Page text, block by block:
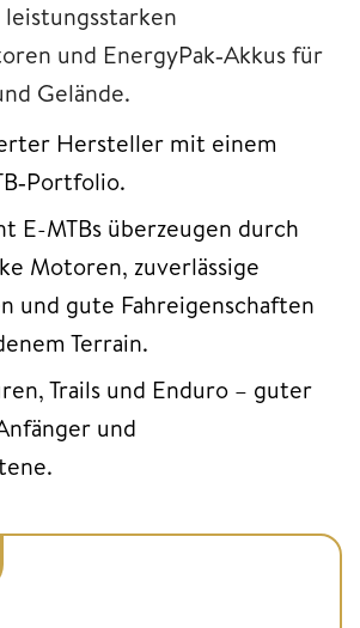
und EnergyPak‑Akkus für
Gelände.
Hersteller mit einem
E-MTBs überzeugen durch
Motoren, zuverlässige
und gute Fahreigenschaften
Terrain.
Trails und Enduro – guter
und